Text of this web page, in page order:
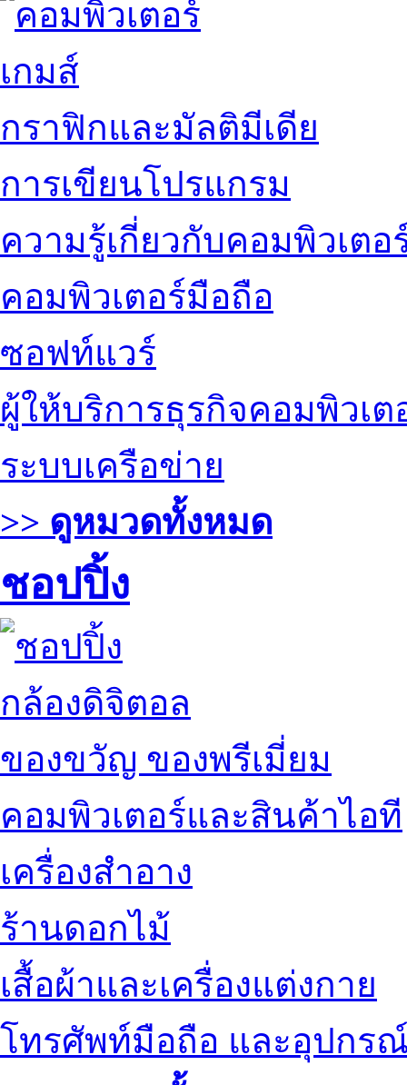
เกมส์
กราฟิกและมัลติมีเดีย
การเขียนโปรแกรม
ความรู้เกี่ยวกับคอมพิวเตอ
คอมพิวเตอร์มือถือ
ซอฟท์แวร์
ผู้ให้บริการธุรกิจคอมพิวเต
ระบบเครือข่าย
>> ดูหมวดทั้งหมด
ชอปปิ้ง
กล้องดิจิตอล
ของขวัญ ของพรีเมี่ยม
คอมพิวเตอร์และสินค้าไอที
เครื่องสำอาง
ร้านดอกไม้
เสื้อผ้าและเครื่องแต่งกาย
โทรศัพท์มือถือ และอุปกร